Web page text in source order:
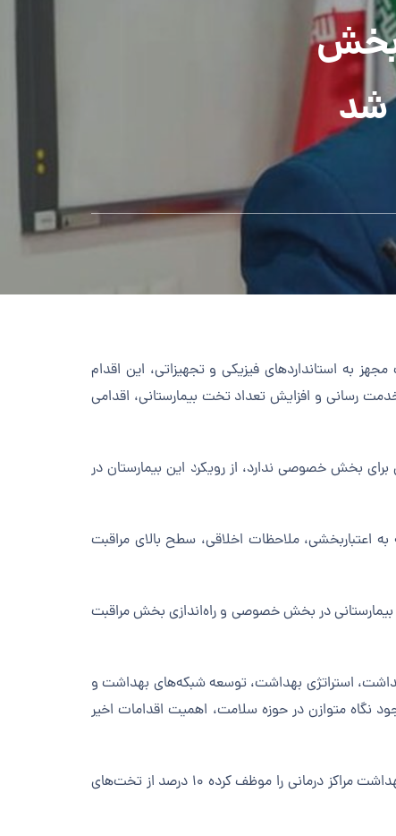
بخش
شد
افتتاح بخش مراقبت‌های ویژه بیمارستان مهراد با ۱۴ تخت مجهز به استانداردهای فیزیکی و تجهیزاتی، این اقدام
رسانی و افزایش تعداد تخت بیمارستانی، اقدامی
بخش خصوصی ندارد، از رویکرد این بیمارستان در
اعتباربخشی، ملاحظات اخلاقی، سطح بالای مراقبت
در بخش خصوصی و راه‌اندازی بخش مراقبت
استراتژی بهداشت، توسعه شبکه‌های بهداشت و
متوازن در حوزه سلامت، اهمیت اقدامات اخیر
با اشاره به اهمیت تعداد تخت‌های مراقبت ویژه است، گفت: از ین رو وزارت بهداشت مراکز درمانی را موظف کرده ۱۰ درصد از تخت‌های